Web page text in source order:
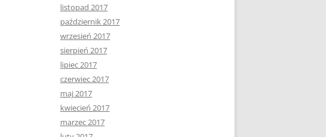
listopad 2017
październik 2017
wrzesień 2017
sierpień 2017
lipiec 2017
czerwiec 2017
maj 2017
kwiecień 2017
marzec 2017